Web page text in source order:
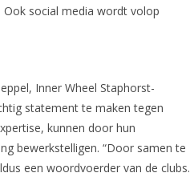
social media wordt volop
Inner Wheel Staphorst-
statement te maken tegen
kunnen door hun
bewerkstelligen. “Door samen te
een woordvoerder van de clubs.